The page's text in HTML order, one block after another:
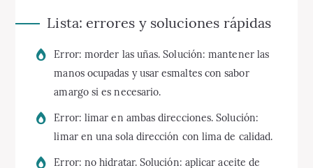
Lista: errores y soluciones rápidas
Error: morder las uñas. Solución: mantener las
manos ocupadas y usar esmaltes con sabor
amargo si es necesario.
Error: limar en ambas direcciones. Solución:
limar en una sola dirección con lima de calidad.
Error: no hidratar. Solución: aplicar aceite de